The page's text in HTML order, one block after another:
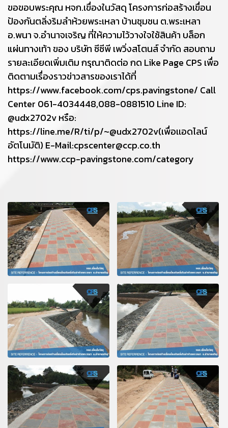
ขอขอบพระคุณ หจก.เขื่องในวัสดุ โครงการก่อสร้างเขื่อน
ป้องกันตลิ่งริมลำห้วยพระเหลา บ้านชุมชน ต.พระเหลา
อ.พนา จ.อำนาจเจริญ ที่ให้ความไว้วางใจใช้สินค้า บล็อก
แผ่นทางเท้า ของ บริษัท ซีซีพี เพวิ่งสโตนส์ จำกัด สอบถาม
รายละเอียดเพิ่มเติม กรุณาติดต่อ กด Like Page CPS เพื่อ
ติดตามเรื่องราวข่าวสารของเราได้ที่
https://www.facebook.com/cps.pavingstone/ Call
Center 061-4034448,088-0881510 Line ID:
@udx2702v หรือ:
https://line.me/R/ti/p/~@udx2702v(เพื่อเเอดไลน์
อัตโนมัติ) E-Mail:cpscenter@ccp.co.th
https://www.ccp-pavingstone.com/category